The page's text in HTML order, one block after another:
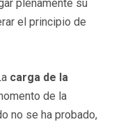
plenamente su
el principio de
carga de la
de la
no se ha probado,